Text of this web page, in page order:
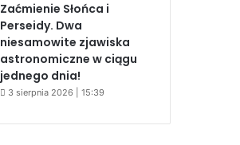
Zaćmienie Słońca i
Perseidy. Dwa
niesamowite zjawiska
astronomiczne w ciągu
jednego dnia!
3 sierpnia 2026 | 15:39